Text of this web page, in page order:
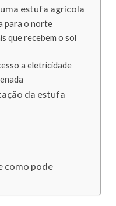
estufa agrícola
para o norte
que recebem o sol
a eletricidade
da estufa
como pode